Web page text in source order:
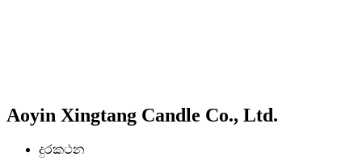
Aoyin Xingtang Candle Co., Ltd.
දුරකථන